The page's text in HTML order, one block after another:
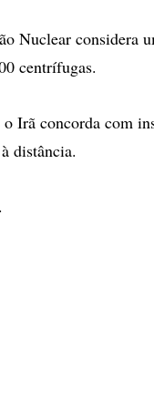
Nuclear considera
centrífugas.
concorda com
distância.